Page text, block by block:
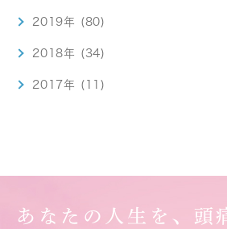
2019年 (80)
2018年 (34)
2017年 (11)
あなたの人生を、頭